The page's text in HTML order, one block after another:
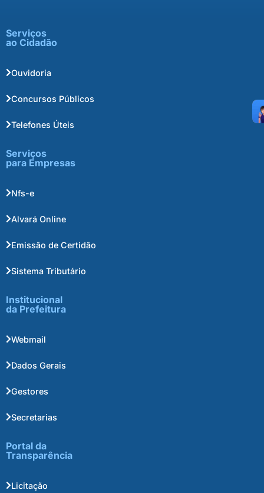
Serviços
ao Cidadão
Ouvidoria
Concursos Públicos
Telefones Úteis
Serviços
para Empresas
Nfs-e
Alvará Online
Emissão de Certidão
Sistema Tributário
Institucional
da Prefeitura
Webmail
Dados Gerais
Gestores
Secretarias
Portal da
Transparência
Licitação